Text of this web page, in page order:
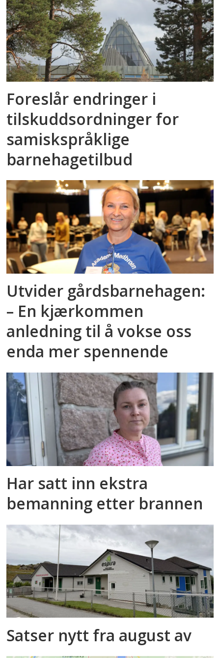
Foreslår endringer i
tilskuddsordninger for
samiskspråklige
barnehagetilbud
Utvider gårdsbarnehagen:
– En kjærkommen
anledning til å vokse oss
enda mer spennende
Har satt inn ekstra
bemanning etter brannen
Satser nytt fra august av